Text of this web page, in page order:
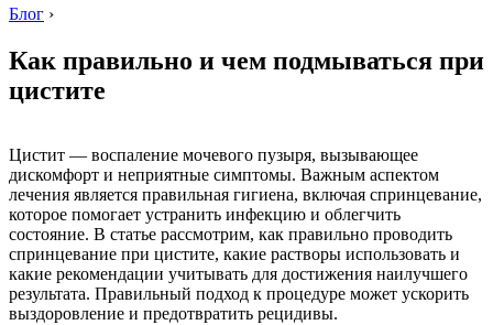
Блог ›
Как правильно и чем подмываться при
цистите
Цистит — воспаление мочевого пузыря, вызывающее
дискомфорт и неприятные симптомы. Важным аспектом
лечения является правильная гигиена, включая спринцевание,
которое помогает устранить инфекцию и облегчить
состояние. В статье рассмотрим, как правильно проводить
спринцевание при цистите, какие растворы использовать и
какие рекомендации учитывать для достижения наилучшего
результата. Правильный подход к процедуре может ускорить
выздоровление и предотвратить рецидивы.